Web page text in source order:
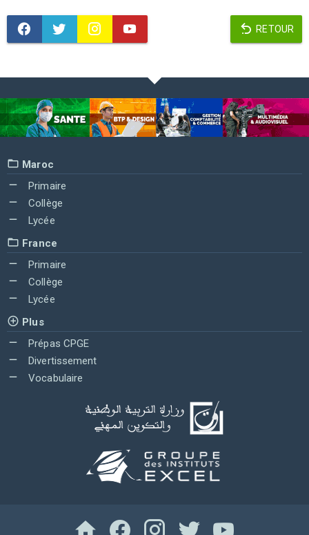
RETOUR
Maroc
Primaire
Collège
Lycée
France
Primaire
Collège
Lycée
Plus
Prépas CPGE
Divertissement
Vocabulaire